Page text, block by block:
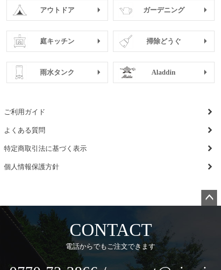
アウトドア ガーデニング
庭キッチン 掃除どうぐ
雨水タンク Aladdin
ご利用ガイド
よくある質問
特定商取引法に基づく表示
個人情報保護方針
CONTACT
電話からでもご注文できます